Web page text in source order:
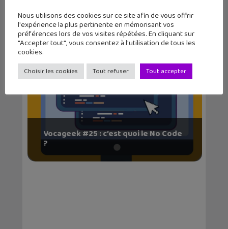
Vocageek #25 : c’est quoi le No Code
?
Nous utilisons des cookies sur ce site afin de vous offrir
l'expérience la plus pertinente en mémorisant vos
préférences lors de vos visites répétées. En cliquant sur
"Accepter tout", vous consentez à l'utilisation de tous les
cookies.
Choisir les cookies Tout refuser Tout accepter